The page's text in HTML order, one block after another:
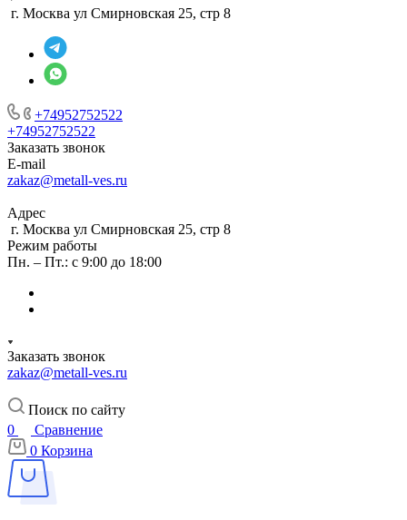
г. Москва ул Смирновская 25, стр 8
+74952752522
+74952752522
Заказать звонок
E-mail
zakaz@metall-ves.ru
Адрес
г. Москва ул Смирновская 25, стр 8
Режим работы
Пн. – Пт.: с 9:00 до 18:00
Заказать звонок
zakaz@metall-ves.ru
Поиск по сайту
0
Сравнение
0 Корзина